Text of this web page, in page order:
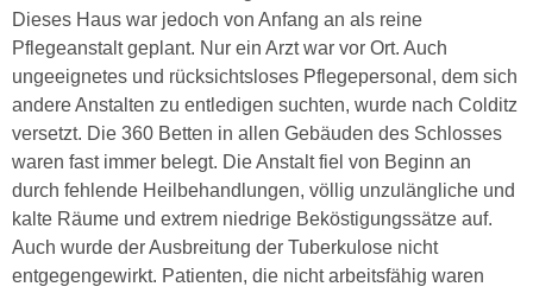
Dieses Haus war jedoch von Anfang an als reine
Pflegeanstalt geplant. Nur ein Arzt war vor Ort. Auch
ungeeignetes und rücksichtsloses Pflegepersonal, dem sich
andere Anstalten zu entledigen suchten, wurde nach Colditz
versetzt. Die 360 Betten in allen Gebäuden des Schlosses
waren fast immer belegt. Die Anstalt fiel von Beginn an
durch fehlende Heilbehandlungen, völlig unzulängliche und
kalte Räume und extrem niedrige Beköstigungssätze auf.
Auch wurde der Ausbreitung der Tuberkulose nicht
entgegengewirkt. Patienten, die nicht arbeitsfähig waren